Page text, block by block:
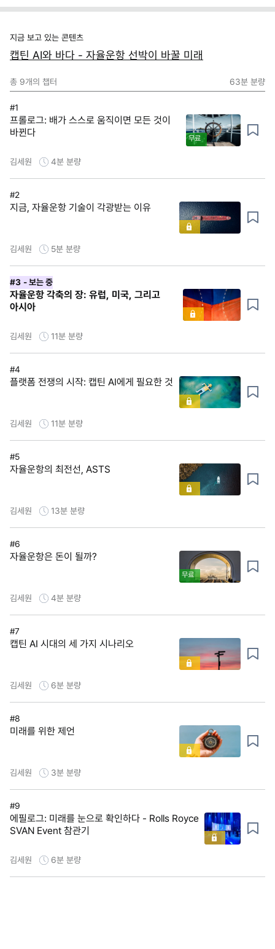
지금 보고 있는 콘텐츠
캡틴 AI와 바다 - 자율운항 선박이 바꿀 미래
총 9개의 챕터 63분 분량
#1
프롤로그: 배가 스스로 움직이면 모든 것이
바뀐다
무료
김세원 4분 분량
#2
지금, 자율운항 기술이 각광받는 이유
김세원 5분 분량
#3 - 보는 중
자율운항 각축의 장: 유럽, 미국, 그리고
아시아
김세원 11분 분량
#4
플랫폼 전쟁의 시작: 캡틴 AI에게 필요한 것
김세원 11분 분량
#5
자율운항의 최전선, ASTS
김세원 13분 분량
#6
자율운항은 돈이 될까?
무료
김세원 4분 분량
#7
캡틴 AI 시대의 세 가지 시나리오
김세원 6분 분량
#8
미래를 위한 제언
김세원 3분 분량
#9
에필로그: 미래를 눈으로 확인하다 - Rolls Royce
SVAN Event 참관기
김세원 6분 분량